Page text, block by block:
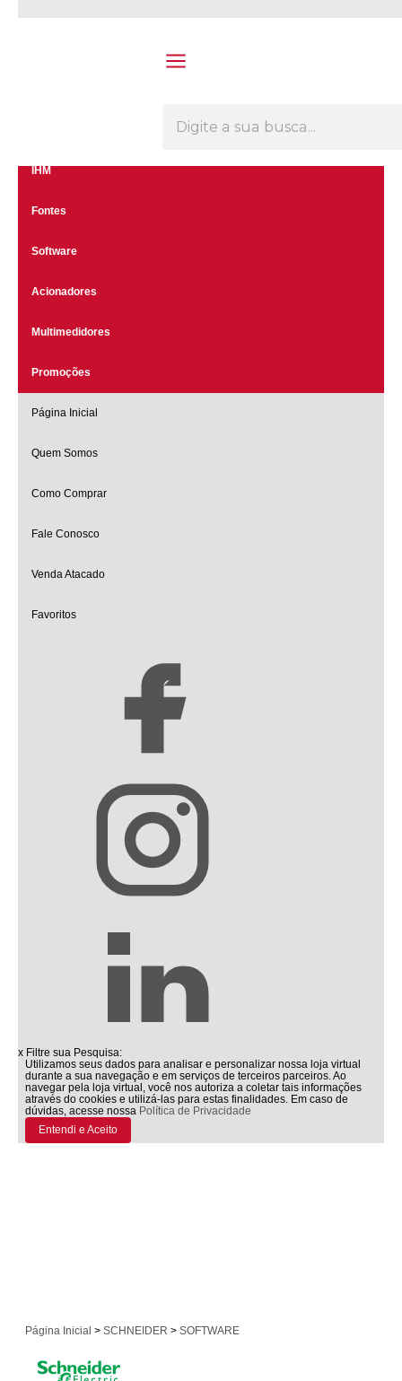
IHM
Fontes
Software
Acionadores
Multimedidores
Promoções
Página Inicial
Quem Somos
Como Comprar
Fale Conosco
Venda Atacado
Favoritos
x Filtre sua Pesquisa:
Utilizamos seus dados para analisar e personalizar nossa loja virtual
durante a sua navegação e em serviços de terceiros parceiros. Ao
navegar pela loja virtual, você nos autoriza a coletar tais informações
através do cookies e utilizá-las para estas finalidades. Em caso de
dúvidas, acesse nossa Política de Privacidade
Entendi e Aceito
Página Inicial> SCHNEIDER> SOFTWARE